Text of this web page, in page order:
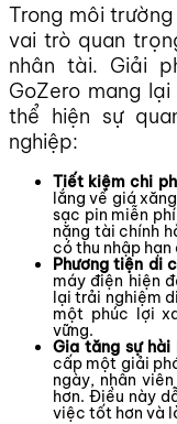
Trong môi
vai trò quan
nhân tài. Giải
GoZero mang
thể hiện sự
nghiệp:
Tiết kiệm chi
lắng về giá
sạc pin miễn
nặng tài chính
có thu nhập hạn
Phương tiện di
máy điện hiện
lại trải nghiệm
một phúc lợi
vững.
Gia tăng sự
cấp một giải
ngày, nhân
hơn. Điều này
việc tốt hơn và